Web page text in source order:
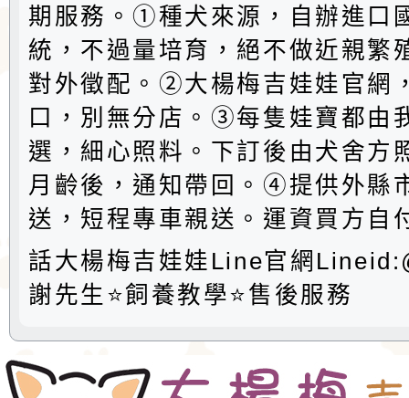
期服務。①種犬來源，自辦進口
統，不過量培育，絕不做近親繁
對外徵配。②大楊梅吉娃娃官網
口，別無分店。③每隻娃寶都由
選，細心照料。下訂後由犬舍方
月齡後，通知帶回。④提供外縣
送，短程專車親送。運資買方自
話大楊梅吉娃娃Line官網
謝先生⭐️飼養教學⭐️售後服務